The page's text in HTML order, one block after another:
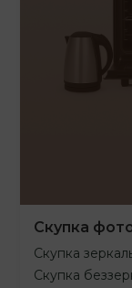
Скупка
Скупка
Скупка